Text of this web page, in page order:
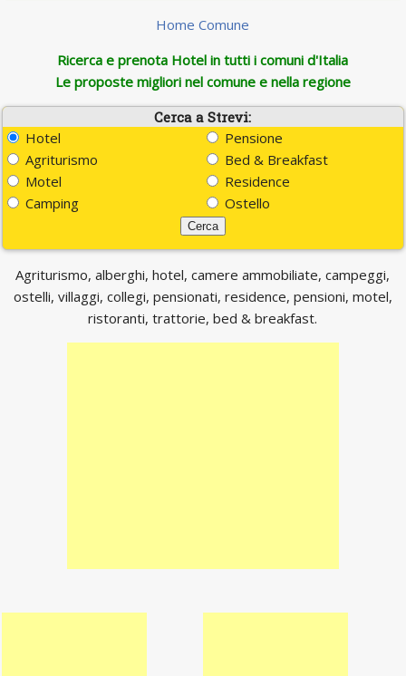
Home Comune
Ricerca e prenota Hotel in tutti i comuni d'Italia
Le proposte migliori nel comune e nella regione
Cerca a Strevi:
Hotel
Pensione
Agriturismo
Bed & Breakfast
Motel
Residence
Camping
Ostello
Agriturismo, alberghi, hotel, camere ammobiliate, campeggi,
ostelli, villaggi, collegi, pensionati, residence, pensioni, motel,
ristoranti, trattorie, bed & breakfast.